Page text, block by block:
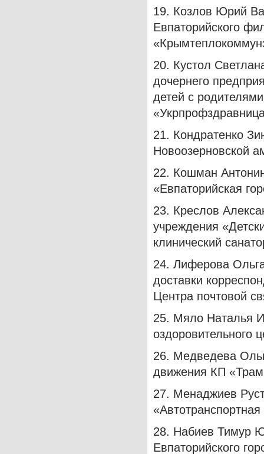
19. Козлов Юрий
Евпаторийского
20. Кустол
дочернего
детей с
21. Кондратенко
Новоозерновской
22. Кошман
«Евпаторийская
23. Креслов
учреждения
клинический
24. Лиферова
доставки
Центра почтовой
25. Мяло Наталья
оздоровительного
26. Медведева
движения КП
27. Менаджиев
28. Набиев Тимур
Евпаторийского